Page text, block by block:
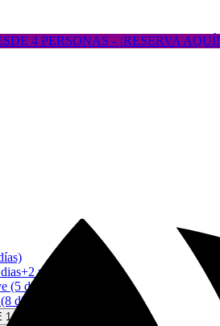
4 PERSONAS - ¡RESERVA AQUÍ!
noches)
dias+5 noches)
dias+8 noches)
4 DÍAS Menu